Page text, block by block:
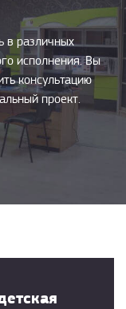
в различных
исполнения. Вы
консультацию
проект.